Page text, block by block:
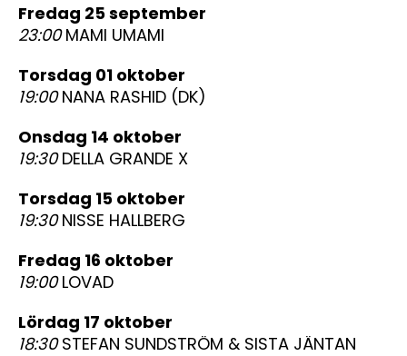
fredag 25 september
23:00MAMI UMAMI
torsdag 01 oktober
19:00NANA RASHID (DK)
onsdag 14 oktober
19:30DELLA GRANDE X
torsdag 15 oktober
19:30NISSE HALLBERG
fredag 16 oktober
19:00LOVAD
lördag 17 oktober
18:30STEFAN SUNDSTRÖM & SISTA JÄNTAN